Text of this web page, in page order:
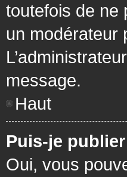
toutefois de ne
un modérateur
message.
Haut
Puis-je
Oui, vous